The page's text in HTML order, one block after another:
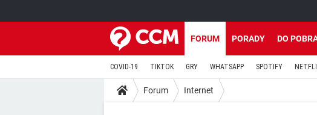
FORUM PORADY DO
COVID-19 TIKTOK GRY WHATSAPP SPOTIFY
Forum Internet